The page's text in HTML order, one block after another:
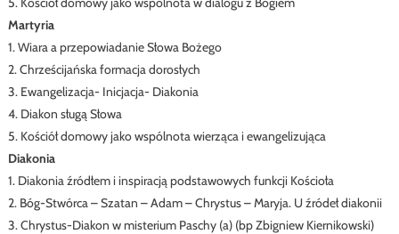
Martyria
1. Wiara a przepowiadanie Słowa Bożego
2. Chrześcijańska formacja dorosłych
3. Ewangelizacja- Inicjacja- Diakonia
4. Diakon sługą Słowa
5. Kościół domowy jako wspólnota wierząca i ewangelizująca
Diakonia
1. Diakonia źródłem i inspiracją podstawowych funkcji Kościoła
2. Bóg-Stwórca – Szatan – Adam – Chrystus – Maryja. U źródeł diakonii
3. Chrystus-Diakon w misterium Paschy (a) (bp Zbigniew Kiernikowski)